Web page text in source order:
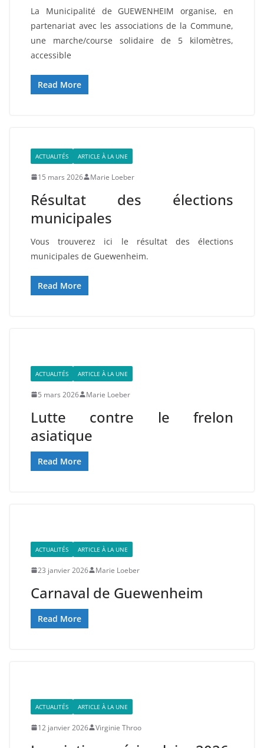
La Municipalité de GUEWENHEIM organise, en
partenariat avec les associations de la Commune,
une marche/course solidaire de 5 kilomètres,
accessible
Read More
ACTUALITÉS ARTICLE À LA UNE
15 mars 2026 Marie Loeber
Résultat des élections
municipales
Vous trouverez ici le résultat des élections
municipales de Guewenheim.
Read More
ACTUALITÉS ARTICLE À LA UNE
5 mars 2026 Marie Loeber
Lutte contre le frelon
asiatique
Read More
ACTUALITÉS ARTICLE À LA UNE
23 janvier 2026 Marie Loeber
Carnaval de Guewenheim
Read More
ACTUALITÉS ARTICLE À LA UNE
12 janvier 2026 Virginie Throo